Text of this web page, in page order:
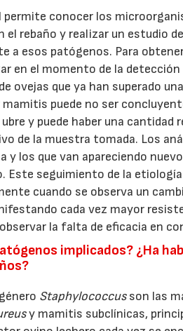
conocer los
rebaño y realizar un estudio
esos patógenos. Para
en el momento de la
ovejas que ya han superado
puede no ser
y puede haber una cantidad
de la muestra tomada. Los
los que van apareciendo
Este seguimiento de la
cuando se observa un
cada vez mayor
la falta de eficacia en
implicados? ¿Ha
Staphylococcusson las
y mamitis subclínicas,